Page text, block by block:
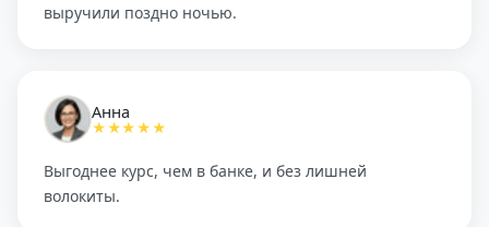
выручили поздно ночью.
Анна
★★★★★
Выгоднее курс, чем в банке, и без лишней
волокиты.